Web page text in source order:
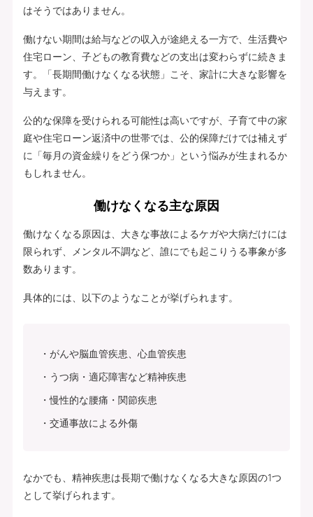
はそうではありません。
働けない期間は給与などの収入が途絶える一方で、生活費や
住宅ローン、子どもの教育費などの支出は変わらずに続きま
す。「長期間働けなくなる状態」こそ、家計に大きな影響を
与えます。
公的な保障を受けられる可能性は高いですが、子育て中の家
庭や住宅ローン返済中の世帯では、公的保障だけでは補えず
に「毎月の資金繰りをどう保つか」という悩みが生まれるか
もしれません。
働けなくなる主な原因
働けなくなる原因は、大きな事故によるケガや大病だけには
限られず、メンタル不調など、誰にでも起こりうる事象が多
数あります。
具体的には、以下のようなことが挙げられます。
がんや脳血管疾患、心血管疾患
うつ病・適応障害など精神疾患
慢性的な腰痛・関節疾患
交通事故による外傷
なかでも、精神疾患は長期で働けなくなる大きな原因の1つ
として挙げられます。